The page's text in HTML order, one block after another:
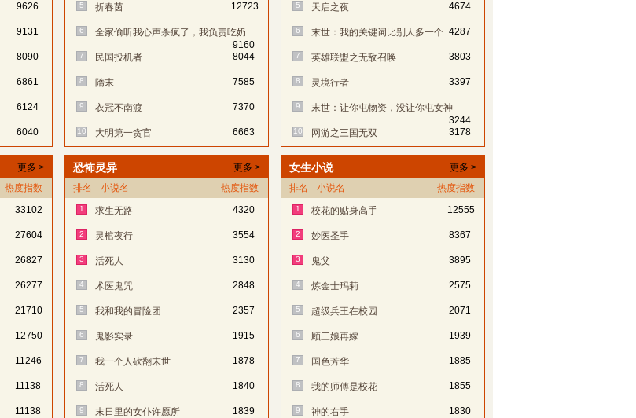
9626
9131
8090
6861
6124
6040
5 折春茵 12723
6
全家偷听我心声杀疯了，我负责吃奶
9160
7 民国投机者 8044
8 隋末 7585
9 衣冠不南渡 7370
10 大明第一贪官 6663
5 天启之夜 4674
6 末世：我的关键词比别人多一个 4287
7 英雄联盟之无敌召唤 3803
8 灵境行者 3397
9
末世：让你屯物资，没让你屯女神
3244
10 网游之三国无双 3178
更多 >
热度指数
33102
27604
26827
26277
21710
12750
11246
11138
11138
恐怖灵异
更多 >
排名
小说名 热度指数
1 求生无路 4320
2 灵棺夜行 3554
3 活死人 3130
4 术医鬼咒 2848
5 我和我的冒险团 2357
6 鬼影实录 1915
7 我一个人砍翻末世 1878
8 活死人 1840
9 末日里的女仆许愿所 1839
女生小说
更多 >
排名
小说名 热度指数
1 校花的贴身高手 12555
2 妙医圣手 8367
3 鬼父 3895
4 炼金士玛莉 2575
5 超级兵王在校园 2071
6 顾三娘再嫁 1939
7 国色芳华 1885
8 我的师傅是校花 1855
9 神的右手 1830